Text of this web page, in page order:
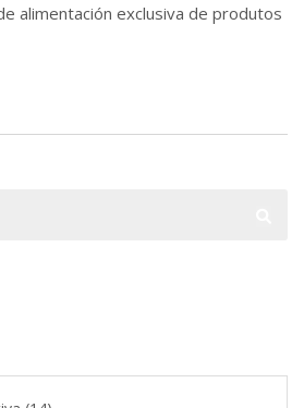
alimentación exclusiva de produtos